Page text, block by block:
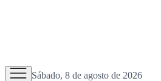
Sábado, 8 de agosto de 2026